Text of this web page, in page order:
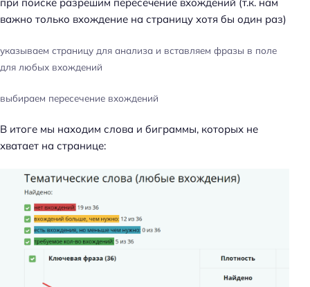
важно только вхождение на страницу хотя бы один раз)
указываем страницу для анализа и вставляем фразы в поле
для любых вхождений
выбираем пересечение вхождений
В итоге мы находим слова и биграммы, которых не
хватает на странице: